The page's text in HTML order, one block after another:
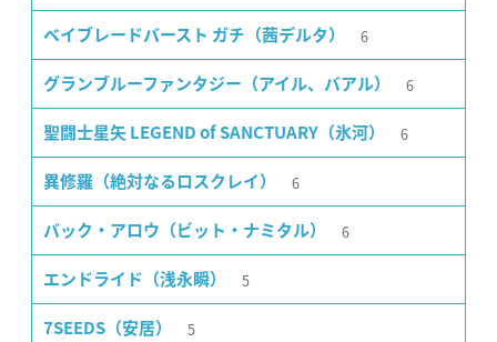
ベイブレードバースト ガチ（茜デルタ） 6
グランブルーファンタジー（アイル、バアル） 6
聖闘士星矢 LEGEND of SANCTUARY（氷河） 6
異修羅（絶対なるロスクレイ） 6
バック・アロウ（ビット・ナミタル） 6
エンドライド（浅永瞬） 5
7SEEDS（安居） 5